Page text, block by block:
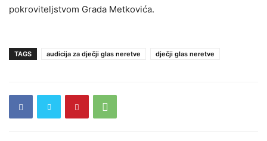
pokroviteljstvom Grada Metkovića.
TAGS audicija za dječji glas neretve dječji glas neretve